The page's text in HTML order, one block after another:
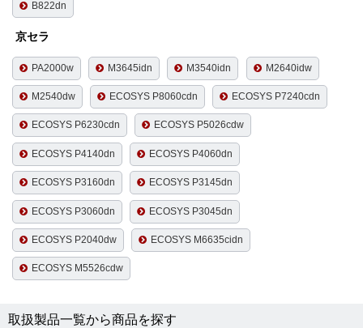
B822dn
京セラ
PA2000w M3645idn M3540idn M2640idw
M2540dw ECOSYS P8060cdn ECOSYS P7240cdn
ECOSYS P6230cdn ECOSYS P5026cdw
ECOSYS P4140dn ECOSYS P4060dn
ECOSYS P3160dn ECOSYS P3145dn
ECOSYS P3060dn ECOSYS P3045dn
ECOSYS P2040dw ECOSYS M6635cidn
ECOSYS M5526cdw
取扱製品一覧から商品を探す